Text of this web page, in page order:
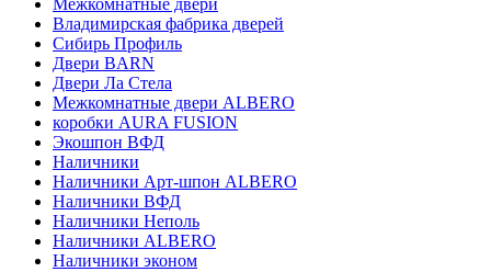
Межкомнатные двери
Владимирская фабрика дверей
Сибирь Профиль
Двери BARN
Двери Ла Стела
Межкомнатные двери ALBERO
коробки AURA FUSION
Экошпон ВФД
Наличники
Наличники Арт-шпон ALBERO
Наличники ВФД
Наличники Неполь
Наличники ALBERO
Наличники эконом